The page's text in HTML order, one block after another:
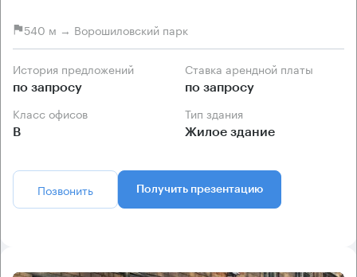
540 м → Ворошиловский парк
История предложений
по запросу
Ставка арендной платы
по запросу
Класс офисов
B
Тип здания
Жилое здание
Позвонить Получить презентацию